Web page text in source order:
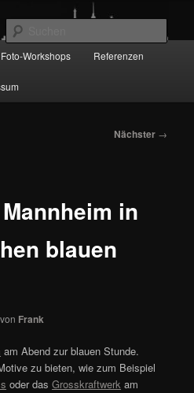
Foto-Workshops Referenzen
Nächster →
in
blauen
von Frank
am Abend zur blauen Stunde.
zu bieten, wie zum Beispiel
oder dasGrosskraftwerk am